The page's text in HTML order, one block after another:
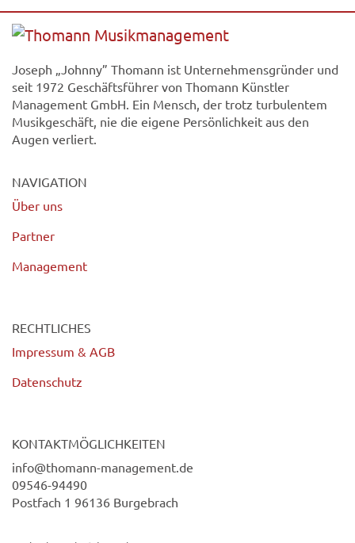
Joseph „Johnny” Thomann ist Unternehmensgründer und
seit 1972 Geschäftsführer von Thomann Künstler
Management GmbH. Ein Mensch, der trotz turbulentem
Musikgeschäft, nie die eigene Persönlichkeit aus den
Augen verliert.
NAVIGATION
Über uns
Partner
Management
RECHTLICHES
Impressum & AGB
Datenschutz
KONTAKTMÖGLICHKEITEN
info@thomann-management.de
09546-94490
Postfach 1 96136 Burgebrach